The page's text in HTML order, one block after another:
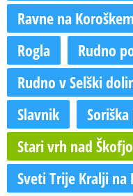
Ravne na Koroškem
Rogla
Rudno
Rudno v Selški
Slavnik
Stari vrh nad
Sveti Trije Kralji na